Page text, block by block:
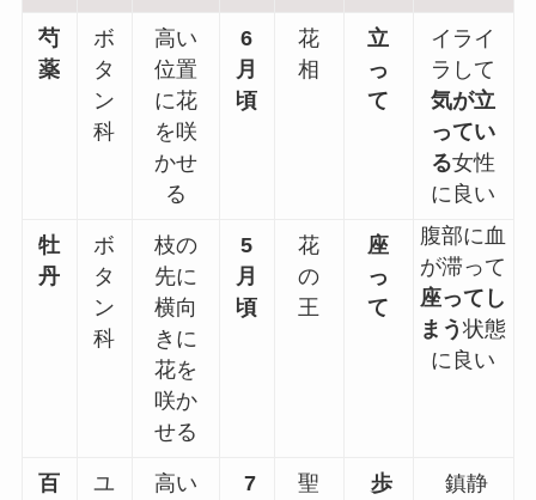
芍
薬
ボ
タ
ン
科
高い
位置
に花
を咲
かせ
る
6
月
頃
花
相
立
っ
て
イライ
ラして
気が立
ってい
る女性
に良い
牡
丹
ボ
タ
ン
科
枝の
先に
横向
きに
花を
咲か
せる
5
月
頃
花
の
王
座
っ
て
腹部に血
が滞って
座ってし
まう状態
に良い
百
ユ
高い
7
聖
歩
鎮静